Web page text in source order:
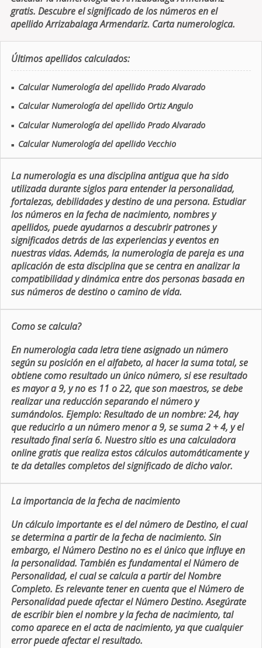
gratis. Descubre el significado de los números en el
apellido Arrizabalaga Armendariz. Carta numerologica.
Últimos apellidos calculados:
■ Calcular Numerología del apellido Prado Alvarado
■ Calcular Numerología del apellido Ortiz Angulo
■ Calcular Numerología del apellido Prado Alvarado
■ Calcular Numerología del apellido Vecchio
La numerologia es una disciplina antigua que ha sido
utilizada durante siglos para entender la personalidad,
fortalezas, debilidades y destino de una persona. Estudiar
los números en la fecha de nacimiento, nombres y
apellidos, puede ayudarnos a descubrir patrones y
significados detrás de las experiencias y eventos en
nuestras vidas. Además, la numerologia de pareja es una
aplicación de esta disciplina que se centra en analizar la
compatibilidad y dinámica entre dos personas basada en
sus números de destino o camino de vida.
Como se calcula?
En numerologia cada letra tiene asignado un número
según su posición en el alfabeto, al hacer la suma total, se
obtiene como resultado un único número, si ese resultado
es mayor a 9, y no es 11 o 22, que son maestros, se debe
realizar una reducción separando el número y
sumándolos. Ejemplo: Resultado de un nombre: 24, hay
que reducirlo a un número menor a 9, se suma 2 + 4, y el
resultado final sería 6. Nuestro sitio es una calculadora
online gratis que realiza estos cálculos automáticamente y
te da detalles completos del significado de dicho valor.
La importancia de la fecha de nacimiento
Un cálculo importante es el del número de Destino, el cual
se determina a partir de la fecha de nacimiento. Sin
embargo, el Número Destino no es el único que influye en
la personalidad. También es fundamental el Número de
Personalidad, el cual se calcula a partir del Nombre
Completo. Es relevante tener en cuenta que el Número de
Personalidad puede afectar el Número Destino. Asegúrate
de escribir bien el nombre y la fecha de nacimiento, tal
como aparece en el acta de nacimiento, ya que cualquier
error puede afectar el resultado.